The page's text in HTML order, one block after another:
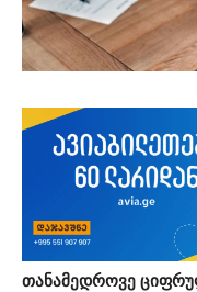
თანამედროვე